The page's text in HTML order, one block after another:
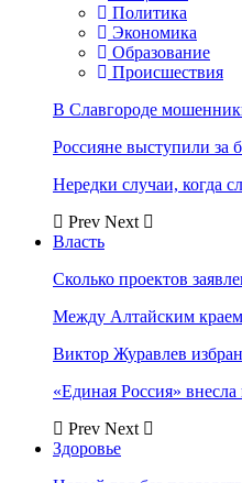
Политика
Экономика
Образование
Происшествия
В Славгороде
Россияне выступили за
Нередки случаи, когда
Prev Next
Власть
Сколько проектов
Между Алтайским
Виктор Журавлев
«Единая Россия»
Prev Next
Здоровье